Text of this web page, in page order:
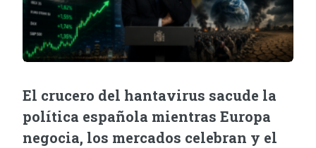
El crucero del hantavirus sacude la
política española mientras Europa
negocia, los mercados celebran y el